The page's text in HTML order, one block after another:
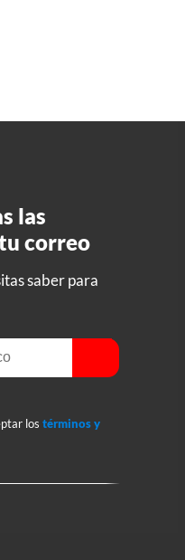
las
correo
saber para
los términos y